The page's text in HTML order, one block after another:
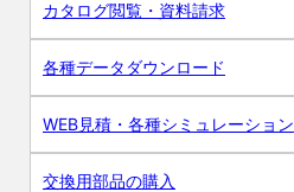
カタログ閲覧・資料請求
各種データダウンロード
WEB見積・各種シミュレーション
交換用部品の購入